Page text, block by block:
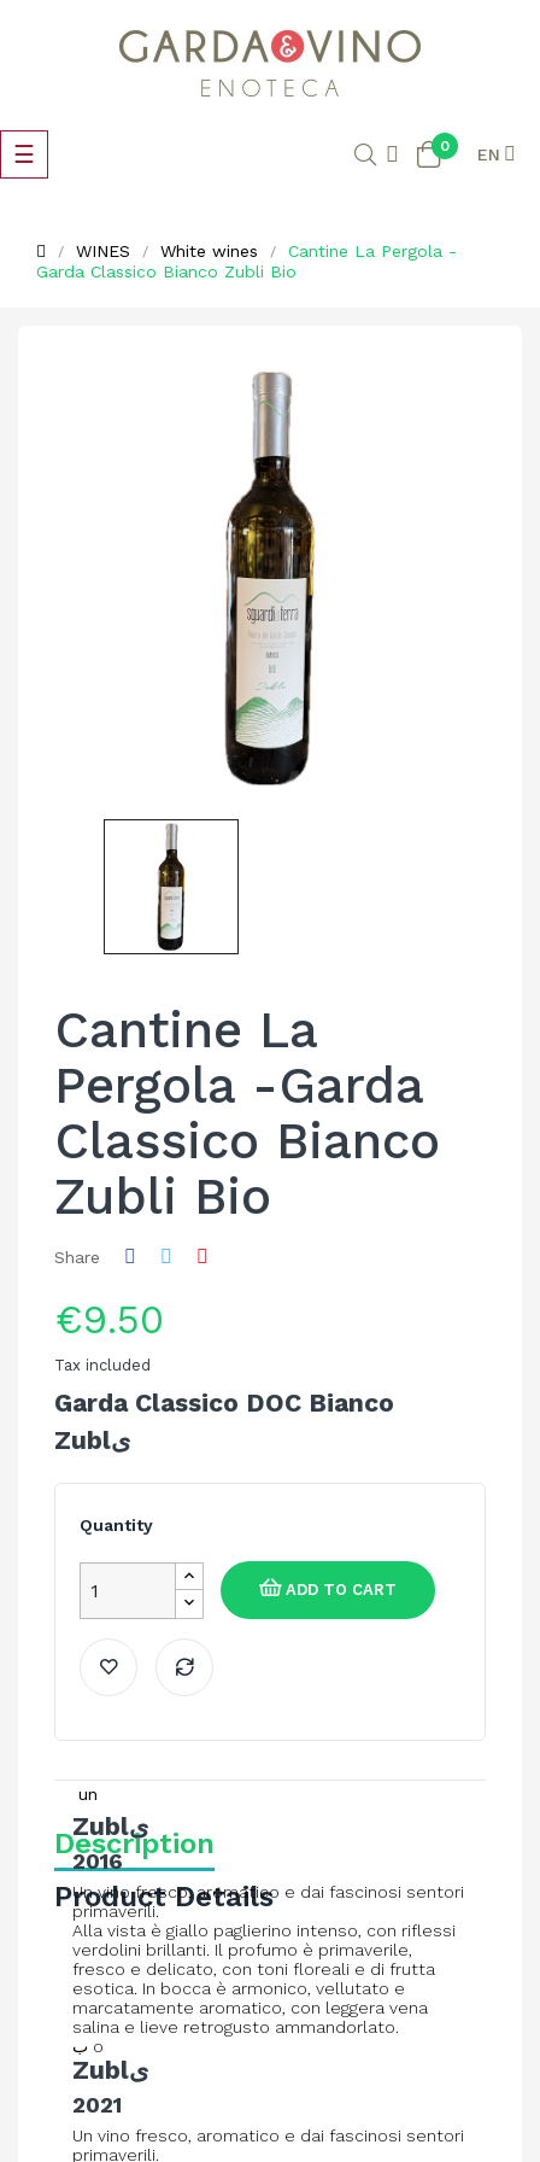
Toggle
navigation
☰ 0 EN
WINES White wines
Cantine La Pergola -
Garda Classico Bianco Zubli Bio
Cantine La
Pergola -Garda
Classico Bianco
Zubli Bio
Share
€9.50
Tax included
Garda Classico DOC Bianco
Zublى
Quantity
ADD TO CART
Description
Product Details
un
Zublى
2016
Un vino fresco, aromatico e dai fascinosi sentori
primaverili.
Alla vista è giallo paglierino intenso, con riflessi
verdolini brillanti. Il profumo è primaverile,
fresco e delicato, con toni floreali e di frutta
esotica. In bocca è armonico, vellutato e
marcatamente aromatico, con leggera vena
salina e lieve retrogusto ammandorlato.
ب o
Zublى
2021
Un vino fresco, aromatico e dai fascinosi sentori
primaverili.